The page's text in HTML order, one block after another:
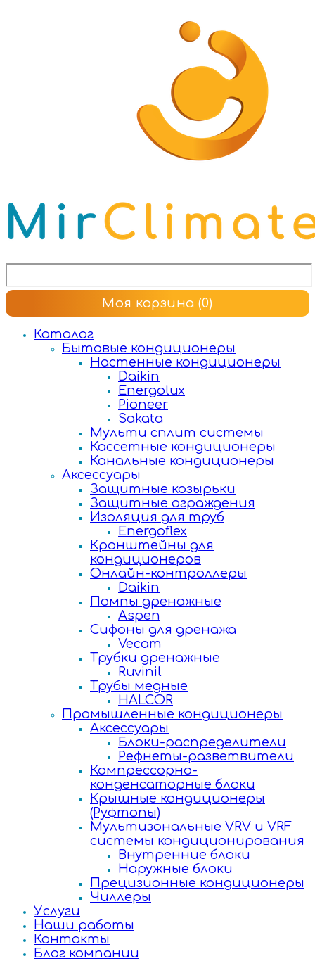
Моя корзина (0)
Каталог
Бытовые кондиционеры
Настенные кондиционеры
Daikin
Energolux
Pioneer
Sakata
Мульти сплит системы
Кассетные кондиционеры
Канальные кондиционеры
Аксессуары
Защитные козырьки
Защитные ограждения
Изоляция для труб
Energoflex
Кронштейны для
кондиционеров
Онлайн-контроллеры
Daikin
Помпы дренажные
Aspen
Сифоны для дренажа
Vecam
Трубки дренажные
Ruvinil
Трубы медные
HALCOR
Промышленные кондиционеры
Аксессуары
Блоки-распределители
Рефнеты-разветвители
Компрессорно-
конденсаторные блоки
Крышные кондиционеры
(Руфтопы)
Мультизональные VRV и VRF
системы кондиционирования
Внутренние блоки
Наружные блоки
Прецизионные кондиционеры
Чиллеры
Услуги
Наши работы
Контакты
Блог компании